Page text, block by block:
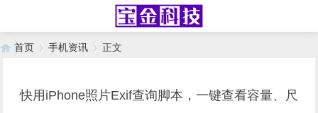
首页 手机资讯 正文
快用iPhone照片Exif查询脚本，一键查看容量、尺